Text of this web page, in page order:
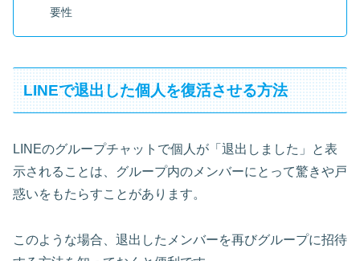
要性
LINEで退出した個人を復活させる方法
LINEのグループチャットで個人が「退出しました」と表
示されることは、グループ内のメンバーにとって驚きや戸
惑いをもたらすことがあります。
このような場合、退出したメンバーを再びグループに招待